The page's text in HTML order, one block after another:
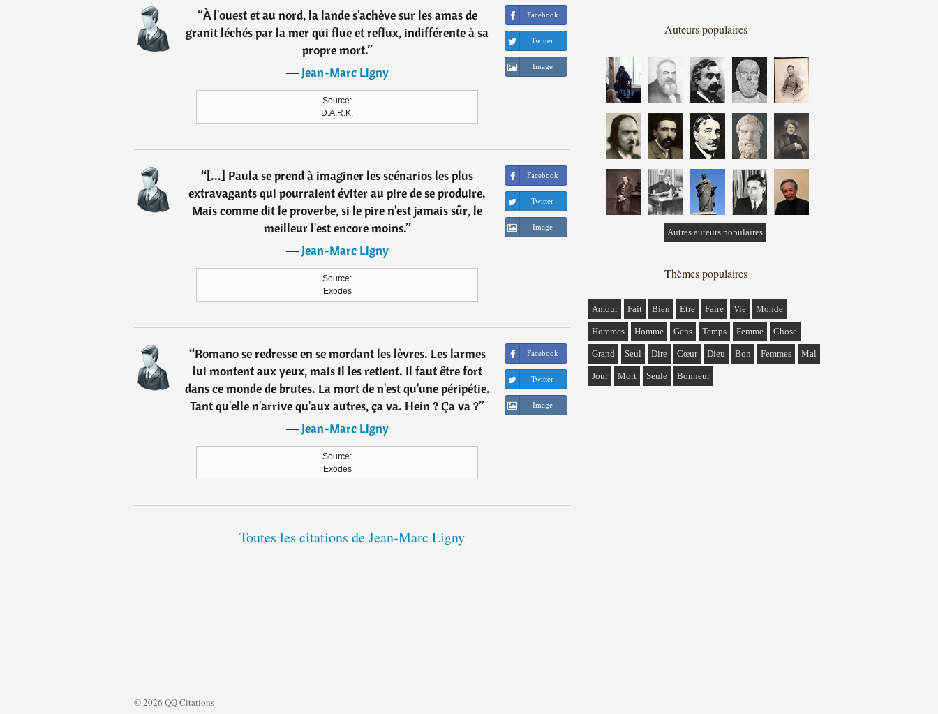
“À l'ouest et au nord, la lande s'achève sur les amas de
granit léchés par la mer qui flue et reflux, indifférente à sa
propre mort.”
―Jean-Marc Ligny
Source:
D.A.R.K.
Facebook
Twitter
Image
“[...] Paula se prend à imaginer les scénarios les plus
extravagants qui pourraient éviter au pire de se produire.
Mais comme dit le proverbe, si le pire n'est jamais sûr, le
meilleur l'est encore moins.”
―Jean-Marc Ligny
Source:
Exodes
Facebook
Twitter
Image
“Romano se redresse en se mordant les lèvres. Les larmes
lui montent aux yeux, mais il les retient. Il faut être fort
dans ce monde de brutes. La mort de n'est qu'une péripétie.
Tant qu'elle n'arrive qu'aux autres, ça va. Hein ? Ça va ?”
―Jean-Marc Ligny
Source:
Exodes
Facebook
Twitter
Image
Toutes les citations de Jean-Marc Ligny
Auteurs populaires
Autres auteurs populaires
Thèmes populaires
Amour Fait Bien Etre Faire Vie Monde
Hommes Homme Gens Temps Femme Chose
Grand Seul Dire Cœur Dieu Bon Femmes Mal
Jour Mort Seule Bonheur
© 2026 QQ Citations